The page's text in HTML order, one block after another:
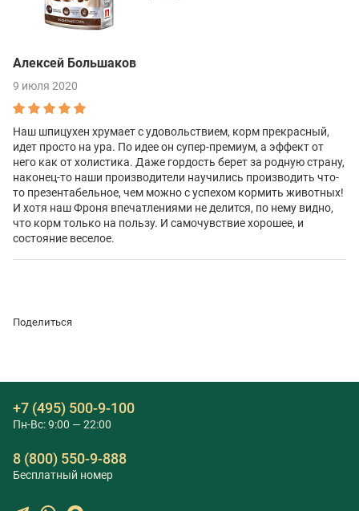
Алексей Большаков
9 июля 2020
Наш шпицухен хрумает с удовольствием, корм прекрасный,
идет просто на ура. По идее он супер-премиум, а эффект от
него как от холистика. Даже гордость берет за родную страну,
наконец-то наши производители научились производить что-
то презентабельное, чем можно с успехом кормить животных!
И хотя наш Фроня впечатлениями не делится, по нему видно,
что корм только на пользу. И самочувствие хорошее, и
состояние веселое.
Поделиться
+7 (495) 500-9-100
Пн-Вс: 9:00 — 22:00
8 (800) 550-9-888
Бесплатный номер